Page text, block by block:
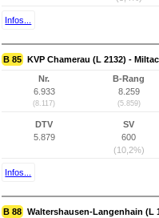
Infos...
B 85 KVP Chamerau (L 2132) -
Nr.
6.933
(8.117)
B-Rang
8.259
(5.859)
DTV
5.879
SV
600
(10,2%)
Infos...
B 88 Waltershausen-Langenhain (L